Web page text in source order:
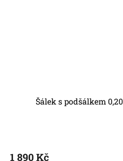
Šálek s podšálkem
1 890 Kč